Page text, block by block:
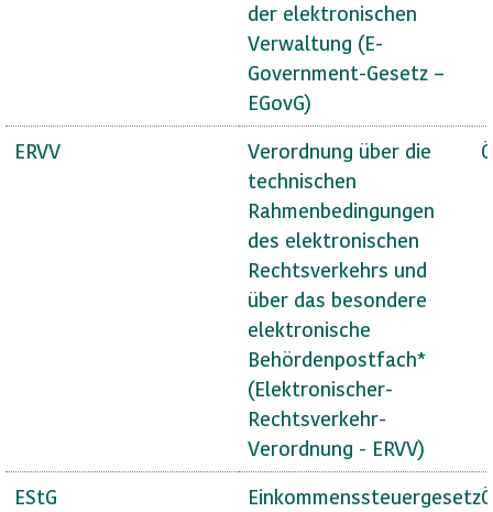
der elektronischen
Verwaltung (E-
Government-Gesetz –
EGovG)
ERVV
Verordnung über die
technischen
Rahmenbedingungen
des elektronischen
Rechtsverkehrs und
über das besondere
elektronische
Behördenpostfach*
(Elektronischer-
Rechtsverkehr-
Verordnung - ERVV)
EStG
Einkommenssteuergesetz